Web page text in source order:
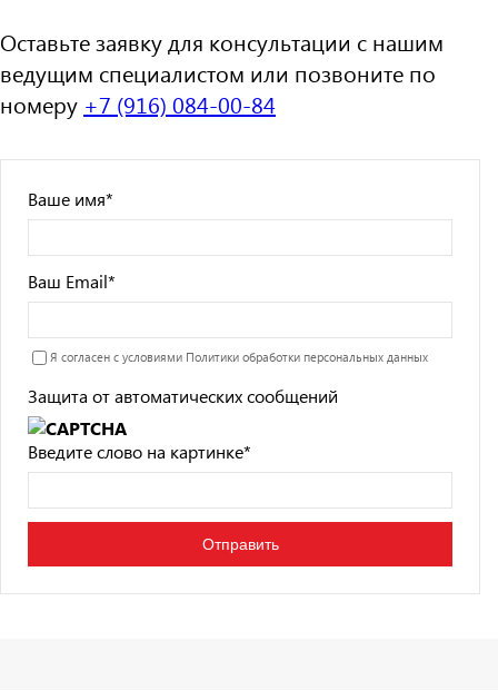
Оставьте заявку для консультации с нашим
ведущим специалистом или позвоните по
номеру +7 (916) 084-00-84
Ваше имя*
Ваш Email*
Я согласен с условиями Политики обработки персональных данных
Защита от автоматических сообщений
Введите слово на картинке*